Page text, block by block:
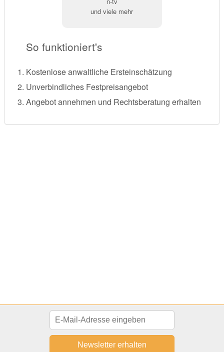
und viele mehr
So funktioniert's
Kostenlose anwaltliche Ersteinschätzung
Unverbindliches Festpreisangebot
Angebot annehmen und Rechtsberatung erhalten